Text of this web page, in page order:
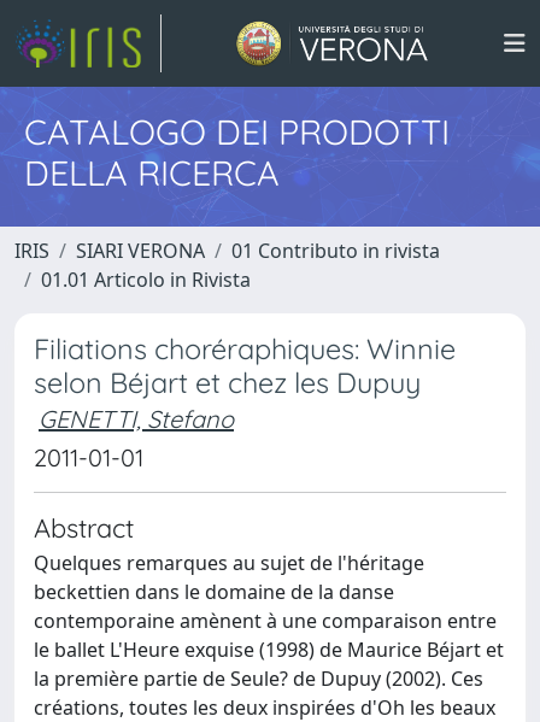
CATALOGO DEI PRODOTTI
DELLA RICERCA
IRIS SIARI VERONA
01 Contributo in rivista
01.01 Articolo in Rivista
Filiations choréraphiques: Winnie
selon Béjart et chez les Dupuy
GENETTI, Stefano
2011-01-01
Abstract
Quelques remarques au sujet de l'héritage
beckettien dans le domaine de la danse
contemporaine amènent à une comparaison entre
le ballet L'Heure exquise (1998) de Maurice Béjart et
la première partie de Seule? de Dupuy (2002). Ces
créations, toutes les deux inspirées d'Oh les beaux